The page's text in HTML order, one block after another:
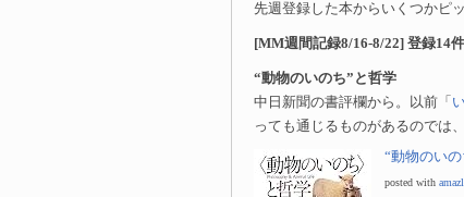
先週登録した本からいくつかピ
[MM週間記録8/16-8/22] 登録14
“動物のいのち”と哲学
中日新聞の書評欄から。以前「
っても通じるものがあるのでは
“動物のい
posted with